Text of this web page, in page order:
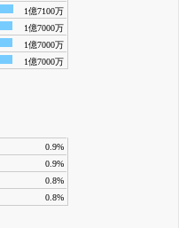
1億7100万
1億7000万
1億7000万
1億7000万
0.9%
0.9%
0.8%
0.8%